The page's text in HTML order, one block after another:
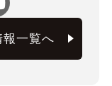
報一覧へ